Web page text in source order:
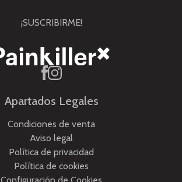
¡SUSCRIBIRME!
Apartados Legales
Condiciones de venta
Aviso legal
Política de privacidad
Política de cookies